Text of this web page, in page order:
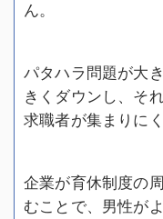
ん。
パタハラ問題が大
きくダウンし、そ
求職者が集まりに
企業が育休制度の
むことで、男性が